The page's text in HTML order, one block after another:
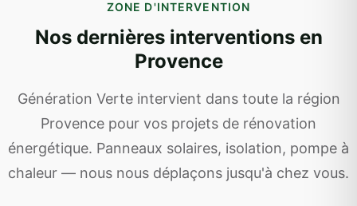
ZONE D'INTERVENTION
Nos dernières interventions en
Provence
Génération Verte intervient dans toute la région
Provence pour vos projets de rénovation
énergétique. Panneaux solaires, isolation, pompe à
chaleur — nous nous déplaçons jusqu'à chez vous.